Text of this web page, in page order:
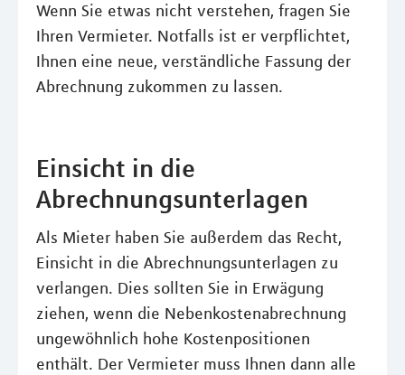
Wenn Sie etwas nicht verstehen, fragen Sie
Ihren Vermieter. Notfalls ist er verpflichtet,
Ihnen eine neue, verständliche Fassung der
Abrechnung zukommen zu lassen.
Einsicht in die
Abrechnungsunterlagen
Als Mieter haben Sie außerdem das Recht,
Einsicht in die Abrechnungsunterlagen zu
verlangen. Dies sollten Sie in Erwägung
ziehen, wenn die Nebenkostenabrechnung
ungewöhnlich hohe Kostenpositionen
enthält. Der Vermieter muss Ihnen dann alle